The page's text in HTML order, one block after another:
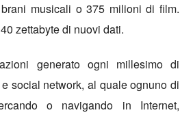
musicali o 375 milioni di film.
zettabyte di nuovi dati.
generato ogni millesimo di
social network, al quale ognuno di
o navigando in Internet,